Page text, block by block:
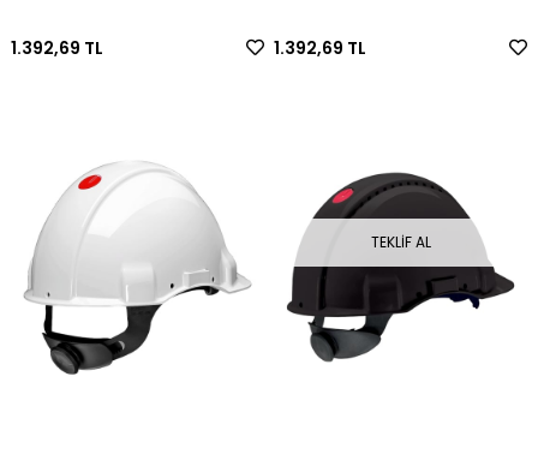
1.392,69 TL 1.392,69 TL
TEKLIF AL